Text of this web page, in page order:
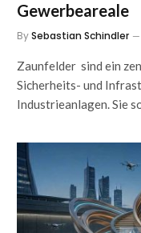
Gewerbeareale
BySebastian Schindler
Zaunfelder sind ein
Sicherheits- und
Industrieanlagen. Sie